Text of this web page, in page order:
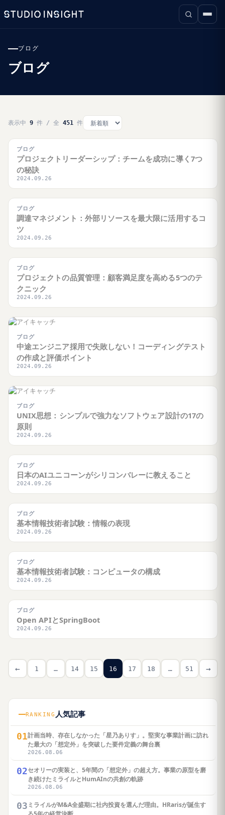
ブログ
ブログ
表示中 9 件 / 全 451 件
ブログ
プロジェクトリーダーシップ：チームを成功に導く7つ
の秘訣
2024.09.26
ブログ
調達マネジメント：外部リソースを最大限に活用するコ
ツ
2024.09.26
ブログ
プロジェクトの品質管理：顧客満足度を高める5つのテ
クニック
2024.09.26
ブログ
中途エンジニア採用で失敗しない！コーディングテスト
の作成と評価ポイント
2024.09.26
ブログ
UNIX思想：シンプルで強力なソフトウェア設計の17の
原則
2024.09.26
ブログ
日本のAIユニコーンがシリコンバレーに教えること
2024.09.26
ブログ
基本情報技術者試験：情報の表現
2024.09.26
ブログ
基本情報技術者試験：コンピュータの構成
2024.09.26
ブログ
Open APIとSpringBoot
2024.09.26
← 1 … 14 15 16 17 18 … 51 →
RANKING 人気記事
01計画当時、存在しなかった「星乃ありす」。堅実な事業計画に訪れ
た最大の「想定外」を突破した要件定義の舞台裏
2026.08.06
02セオリーの実装と、5年間の「想定外」の超え方。事業の原型を磨
き続けたミライルとHumAInの共創の軌跡
2026.08.06
03 ミライルがM&A全盛期に社内投資を選んだ理由。HRarisが誕生す